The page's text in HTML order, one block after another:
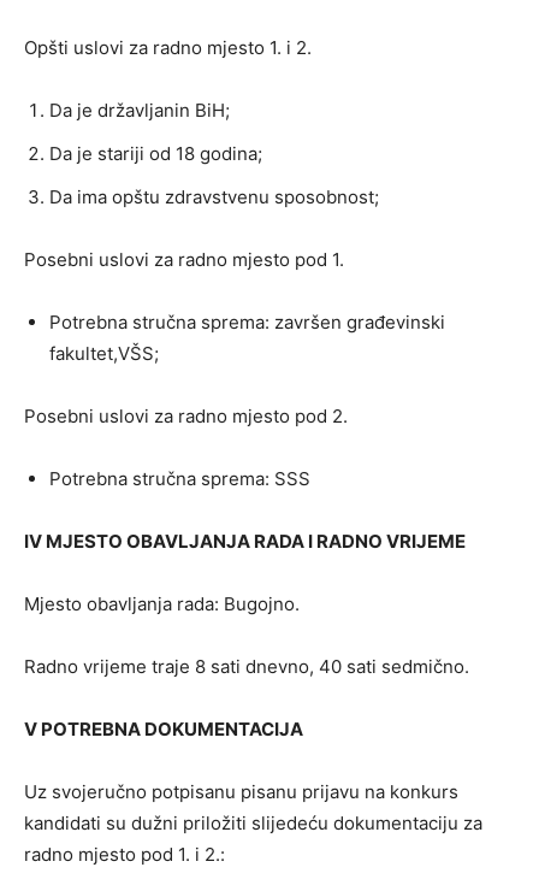
Opšti uslovi za radno mjesto 1. i 2.
Da je državljanin BiH;
Da je stariji od 18 godina;
Da ima opštu zdravstvenu sposobnost;
Posebni uslovi za radno mjesto pod 1.
Potrebna stručna sprema: završen građevinski
fakultet,VŠS;
Posebni uslovi za radno mjesto pod 2.
Potrebna stručna sprema: SSS
IV MJESTO OBAVLJANJA RADA I RADNO VRIJEME
Mjesto obavljanja rada: Bugojno.
Radno vrijeme traje 8 sati dnevno, 40 sati sedmično.
V POTREBNA DOKUMENTACIJA
Uz svojeručno potpisanu pisanu prijavu na konkurs
kandidati su dužni priložiti slijedeću dokumentaciju za
radno mjesto pod 1. i 2.: